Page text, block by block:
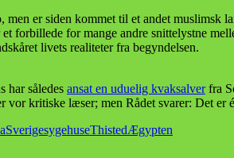
er siden kommet til et andet muslimsk
for mange andre snittelystne
livets realiteter fra begyndelsen.
har således ansat en uduelig kvaksalverfra
kritiske læser; men Rådet svarer: Det
SverigesygehuseThistedÆgypten